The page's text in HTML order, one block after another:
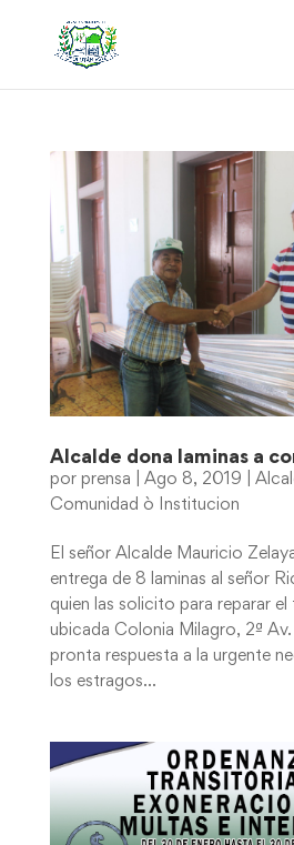
Alcalde dona laminas a
por prensa Ago 8, 2019
Comunidad ò Institucion
El señor Alcalde Mauricio
entrega de 8 laminas al señor
quien las solicito para reparar
ubicada Colonia Milagro, 2ª
pronta respuesta a la urgente
los estragos...